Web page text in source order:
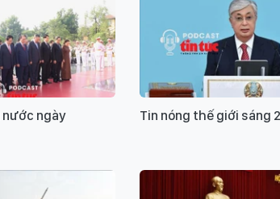
nước ngày
Tin nóng thế giới sáng